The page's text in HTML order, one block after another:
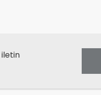
Ürün fiyatı diğer sitelerden
Bu ürüne benzer farklı
iletin